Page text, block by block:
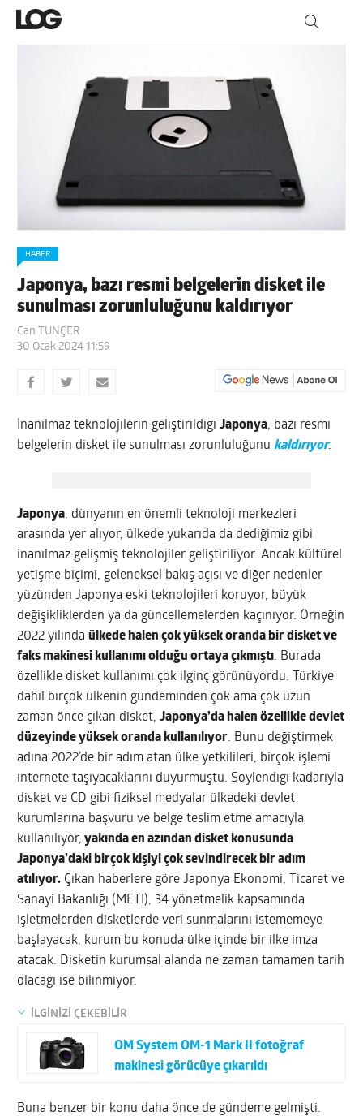
HABER
Japonya, bazı resmi belgelerin disket ile
sunulması zorunluluğunu kaldırıyor
Can TUNÇER
30 Ocak 2024 11:59
İnanılmaz teknolojilerin geliştirildiğiJaponya, bazı resmi
belgelerin disket ile sunulması zorunluluğunu kaldırıyor.
Japonya, dünyanın en önemli teknoloji merkezleri
arasında yer alıyor, ülkede yukarıda da dediğimiz gibi
inanılmaz gelişmiş teknolojiler geliştiriliyor. Ancak kültürel
yetişme biçimi, geleneksel bakış açısı ve diğer nedenler
yüzünden Japonya eski teknolojileri koruyor, büyük
değişikliklerden ya da güncellemelerden kaçınıyor. Örneğin
2022 yılındaülkede halen çok yüksek oranda bir disket ve
faks makinesi kullanımı olduğu ortaya çıkmıştı. Burada
özellikle disket kullanımı çok ilginç görünüyordu. Türkiye
dahil birçok ülkenin gündeminden çok ama çok uzun
zaman önce çıkan disket,Japonya’da halen özellikle devlet
düzeyinde yüksek oranda kullanılıyor. Bunu değiştirmek
adına 2022’de bir adım atan ülke yetkilileri, birçok işlemi
internete taşıyacaklarını duyurmuştu. Söylendiği kadarıyla
disket ve CD gibi fiziksel medyalar ülkedeki devlet
kurumlarına başvuru ve belge teslim etme amacıyla
kullanılıyor, yakında en azından disket konusunda
Japonya’daki birçok kişiyi çok sevindirecek bir adım
atılıyor. Çıkan haberlere göre Japonya Ekonomi, Ticaret ve
Sanayi Bakanlığı (METI), 34 yönetmelik kapsamında
işletmelerden disketlerde veri sunmalarını istememeye
başlayacak, kurum bu konuda ülke içinde bir ilke imza
atacak. Disketin kurumsal alanda ne zaman tamamen tarih
olacağı ise bilinmiyor.
İLGİNİZİ ÇEKEBİLİR
OM System OM-1 Mark II fotoğraf
makinesi görücüye çıkarıldı
Buna benzer bir konu daha önce de gündeme gelmişti.